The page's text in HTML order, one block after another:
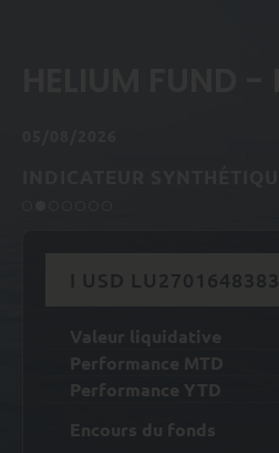
I USD LU2701648383
Valeur liquidative
Performance MTD
Performance YTD
Encours du fonds